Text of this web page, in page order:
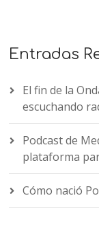
Entradas
El fin de la
escuchando
Podcast de
plataforma
Cómo nació